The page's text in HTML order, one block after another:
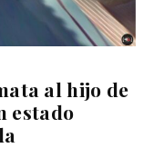
al hijo de
estado